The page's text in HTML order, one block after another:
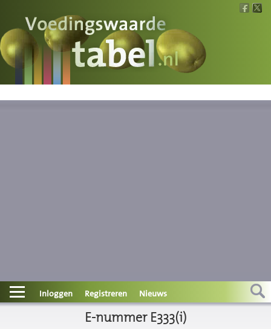
Voedingswaarde
Wat is wat?
ContactInloggen Registreren Nieuws
E-nummer E333(i)